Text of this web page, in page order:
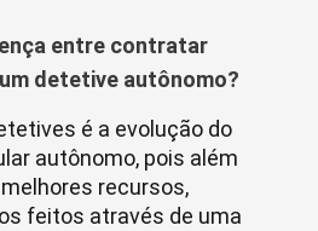
entre contratar
detetive autônomo?
é a evolução do
autônomo, pois além
recursos,
feitos através de uma